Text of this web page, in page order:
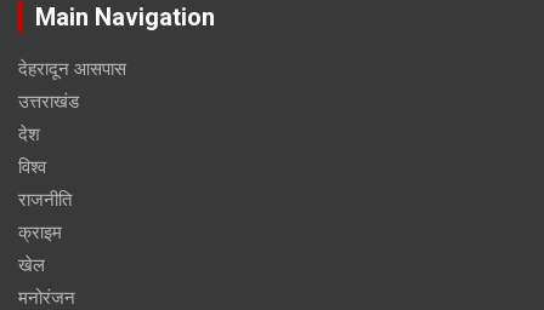
Main Navigation
देहरादून आसपास
उत्तराखंड
देश
विश्व
राजनीति
क्राइम
खेल
मनोरंजन